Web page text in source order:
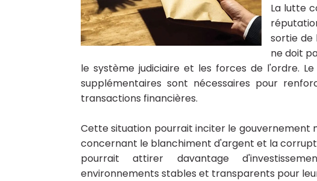
La lutte
sortie de
ne doit
le système judiciaire et les forces de l'ordre.
supplémentaires sont nécessaires pour
transactions financières.
Cette situation pourrait inciter le gouvernement
concernant le blanchiment d'argent et la
pourrait attirer davantage
environnements stables et transparents pour